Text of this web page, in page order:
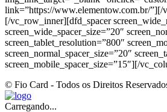
link=”https://www.elementow.com.br/”][/
[/vc_row_inner][dfd_spacer
screen_wide_spacer_size=”20″
screen_tablet_resolution=”800″
screen_normal_spacer_size=”20″
screen_mobile_spacer_size=”15″][/
© Fio Card - Todos os Direitos
Carregando...